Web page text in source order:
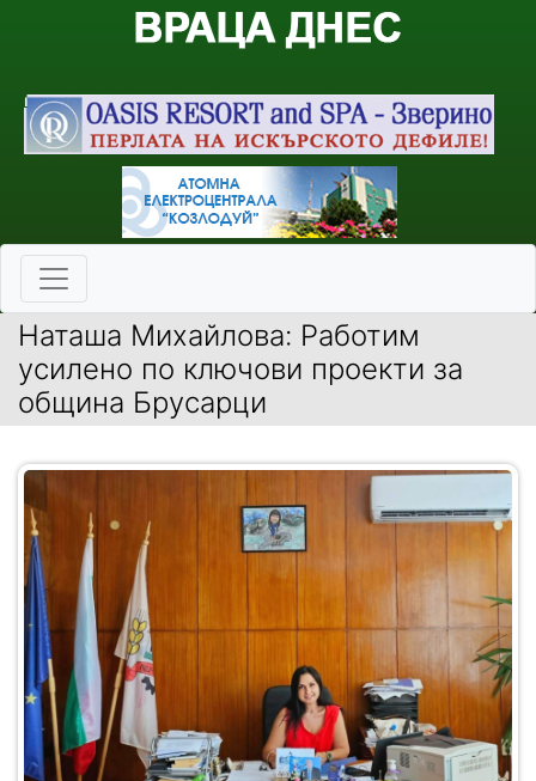
Наташа Михайлова: Работим
усилено по ключови проекти за
община Брусарци